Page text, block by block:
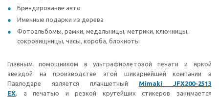
Брендирование авто
Именные подарки из дерева
Фотоальбомы, рамки, медальницы, метрики, ключницы,
сокровищницы, часы, короба, блокноты
Главным помощником в ультрафиолетовой печати и яркой
звездой на производстве этой шикарнейшей компании в
Павлодаре является планшетный Mimaki JFX200-2513
EX, а печатью и резкой крутейших стикеров занимается